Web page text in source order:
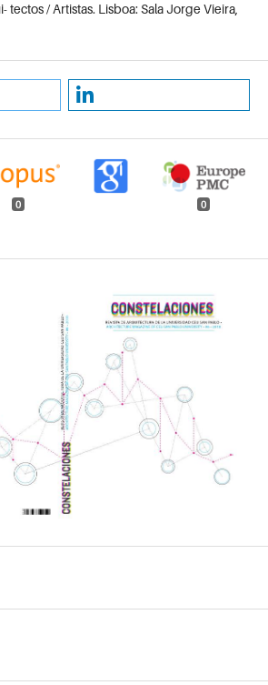
tectos / Artistas. Lisboa: Sala Jorge Vieira,
0 0